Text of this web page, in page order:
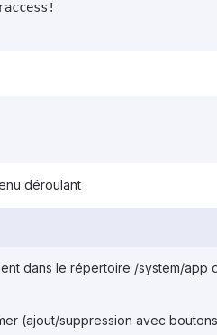
déroulant
dans le répertoire /system/app
(ajout/suppression avec